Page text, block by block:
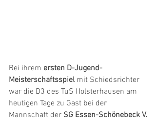
Bei ihrem ersten D-Jugend-
Meisterschaftsspiel mit Schiedsrichter
war die D3 des TuS Holsterhausen am
heutigen Tage zu Gast bei der
Mannschaft der SG Essen-Schönebeck V.